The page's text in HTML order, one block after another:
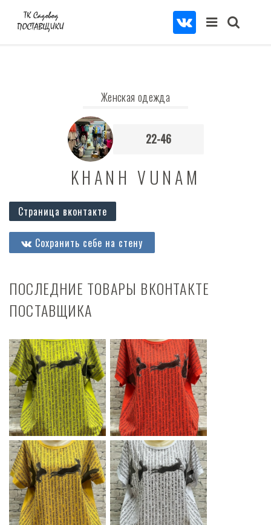
Женская одежда
22-46
KHANH VUNAM
Страница вконтакте
Сохранить себе на стену
ПОСЛЕДНИЕ ТОВАРЫ ВКОНТАКТЕ
ПОСТАВЩИКА